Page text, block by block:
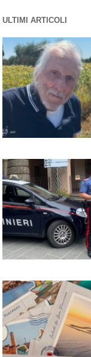
ULTIMI ARTICOLI